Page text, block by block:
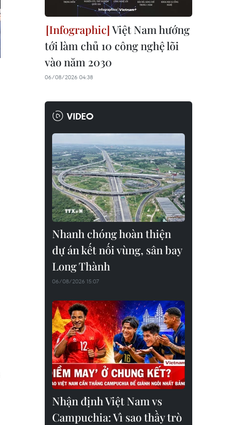
Việt Nam hướng
tới làm chủ 10 công nghệ lõi
vào năm 2030
06/08/2026 04:38
VIDEO
Nhanh chóng hoàn thiện
dự án kết nối vùng, sân bay
Long Thành
06/08/2026 15:07
Nhận định Việt Nam vs
Campuchia: Vì sao thầy trò